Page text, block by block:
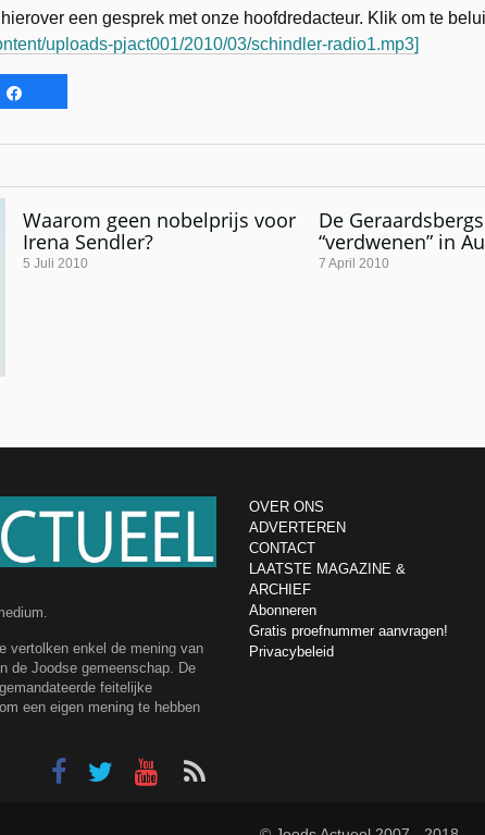
een gesprek met onze hoofdredacteur. Klik om te
uploads-pjact001/2010/03/schindler-radio1.mp3]
Waarom geen nobelprijs voor
Irena Sendler?
5 Juli 2010
De
“verdwenen” in
7 April 2010
vertolken enkel de mening van
de Joodse gemeenschap. De
feitelijke
een eigen mening te hebben
OVER ONS
ADVERTEREN
CONTACT
LAATSTE MAGAZINE &
ARCHIEF
Abonneren
Gratis proefnummer aanvragen!
Privacybeleid